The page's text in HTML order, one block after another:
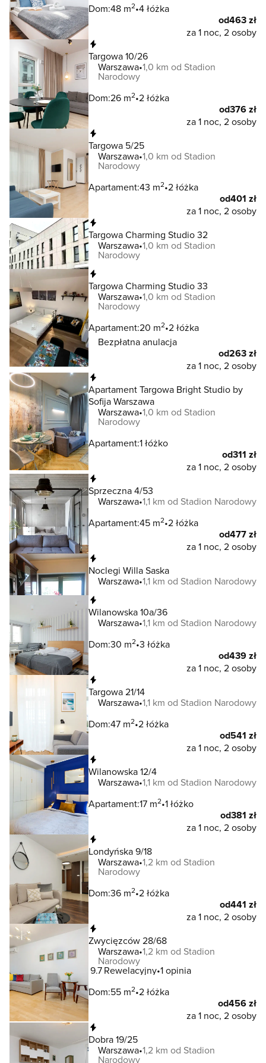
Dom:48 m2 4 łóżka
od463 zł
za 1 noc, 2 osoby
Targowa 10/26
Warszawa 1,0 km od Stadion
Narodowy
Dom:26 m2 2 łóżka
od376 zł
za 1 noc, 2 osoby
Targowa 5/25
Warszawa 1,0 km od Stadion
Narodowy
Apartament:43 m2 2 łóżka
od401 zł
za 1 noc, 2 osoby
Targowa Charming Studio 32
Warszawa 1,0 km od Stadion
Narodowy
Targowa Charming Studio 33
Warszawa 1,0 km od Stadion
Narodowy
Apartament:20 m2 2 łóżka
Bezpłatna anulacja
od263 zł
za 1 noc, 2 osoby
Apartament Targowa Bright Studio by
Sofija Warszawa
Warszawa 1,0 km od Stadion
Narodowy
Apartament:1 łóżko
od311 zł
za 1 noc, 2 osoby
Sprzeczna 4/53
Warszawa 1,1 km od Stadion Narodowy
Apartament:45 m2 2 łóżka
od477 zł
za 1 noc, 2 osoby
Noclegi Willa Saska
Warszawa 1,1 km od Stadion Narodowy
Wilanowska 10a/36
Warszawa 1,1 km od Stadion Narodowy
Dom:30 m2 3 łóżka
od439 zł
za 1 noc, 2 osoby
Targowa 21/14
Warszawa 1,1 km od Stadion Narodowy
Dom:47 m2 2 łóżka
od541 zł
za 1 noc, 2 osoby
Wilanowska 12/4
Warszawa 1,1 km od Stadion Narodowy
Apartament:17 m2 1 łóżko
od381 zł
za 1 noc, 2 osoby
Londyńska 9/18
Warszawa 1,2 km od Stadion
Narodowy
Dom:36 m2 2 łóżka
od441 zł
za 1 noc, 2 osoby
Zwycięzców 28/68
Warszawa 1,2 km od Stadion
Narodowy
9.7Rewelacyjny 1 opinia
Dom:55 m2 2 łóżka
od456 zł
za 1 noc, 2 osoby
Dobra 19/25
Warszawa 1,2 km od Stadion
Narodowy